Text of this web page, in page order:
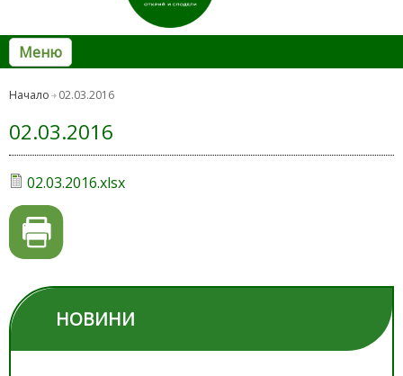
Меню
Начало 02.03.2016
02.03.2016
02.03.2016.xlsx
НОВИНИ